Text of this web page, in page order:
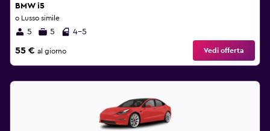
BMW i5
o Lusso simile
5 5 4-5
55 € al giorno Vedi offerta